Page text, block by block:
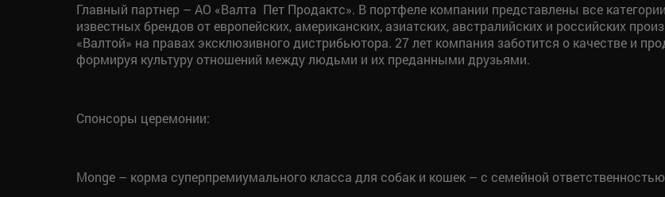
Главный партнер – АО «Валта Пет Продактс». В портфеле компании представлены все
известных брендов от европейских, американских, азиатских, австралийских и российских
«Валтой» на правах эксклюзивного дистрибьютора. 27 лет компания заботится о качестве и
формируя культуру отношений между людьми и их преданными друзьями.
Спонсоры церемонии:
Monge – корма суперпремиумального класса для собак и кошек – с семейной